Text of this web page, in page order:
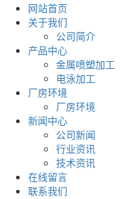
网站首页
关于我们
公司简介
产品中心
金属喷塑加工
电泳加工
厂房环境
厂房环境
新闻中心
公司新闻
行业资讯
技术资讯
在线留言
联系我们